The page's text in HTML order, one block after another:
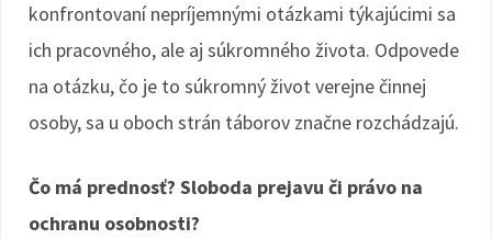
konfrontovaní nepríjemnými otázkami týkajúcimi sa
ich pracovného, ale aj súkromného života. Odpovede
na otázku, čo je to súkromný život verejne činnej
osoby, sa u oboch strán táborov značne rozchádzajú.
Čo má prednosť? Sloboda prejavu či právo na
ochranu osobnosti?